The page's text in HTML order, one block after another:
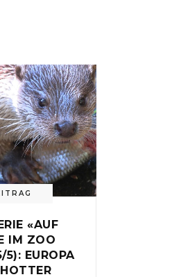
«AUF
IM ZOO
5): EUROPA